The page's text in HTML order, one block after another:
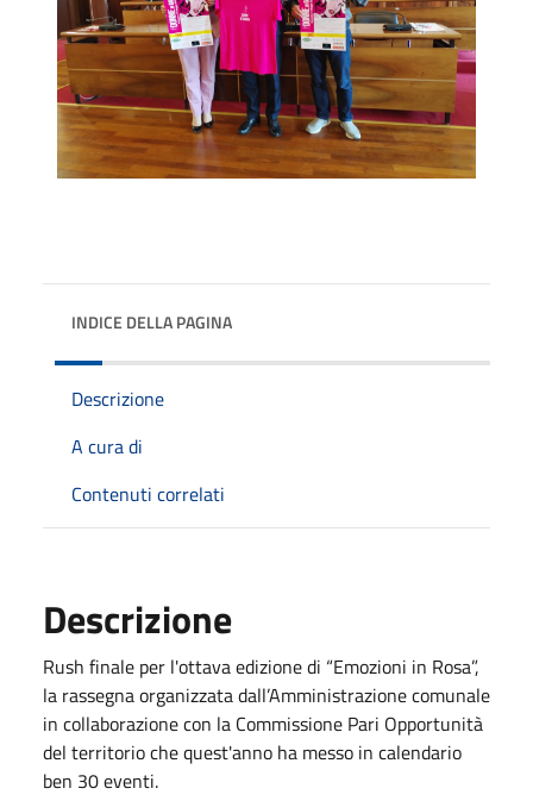
INDICE DELLA PAGINA
Descrizione
A cura di
Contenuti correlati
Descrizione
Rush finale per l'ottava edizione di “Emozioni in Rosa”,
la rassegna organizzata dall’Amministrazione comunale
in collaborazione con la Commissione Pari Opportunità
del territorio che quest'anno ha messo in calendario
ben 30 eventi.